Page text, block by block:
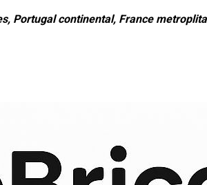
Portugal continental, France